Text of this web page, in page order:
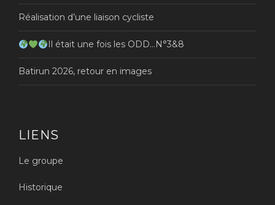
Réalisation d’une liaison cycliste
Il était une fois les ODD…N°3&8
Batirun 2026, retour en images
LIENS
Le groupe
Historique